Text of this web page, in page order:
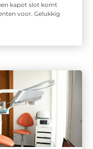
kapot slot komt
voor. Gelukkig